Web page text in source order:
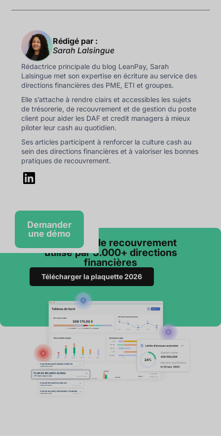
Rédigé par :
Sarah Lalsingue
Rédactrice principale du blog LeanPay, Sarah
Lalsingue met son expertise en écriture au service des
directions financières des PME, ETI et groupes.
Elle s’attache à rendre clairs et accessibles les sujets
de trésorerie, de recouvrement et de gestion du poste
client pour aider les DAF et credit managers à mieux
piloter leur cash au quotidien.
Ses articles participent à renforcer la culture cash au
sein des directions financières et à valoriser les bonnes
pratiques de recouvrement.
Demander
une démo
Le logiciel de recouvrement
utilisé par 3.000+ directions
financières
Télécharger la plaquette 2026